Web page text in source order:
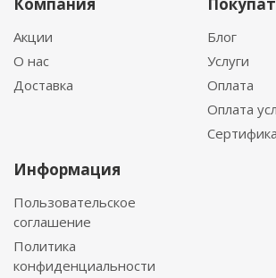
Акции
О нас
Доставка
Блог
Услуги
Оплата
Оплата
Информация
Пользовательское
соглашение
Политика
конфиденциальности